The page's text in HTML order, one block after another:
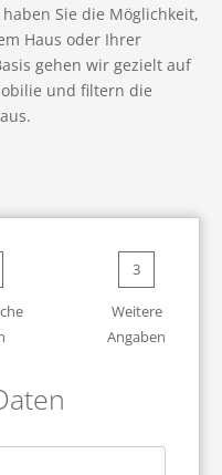
Sie die Möglichkeit,
Haus oder Ihrer
gehen wir gezielt auf
und filtern die
3
Weitere
Angaben